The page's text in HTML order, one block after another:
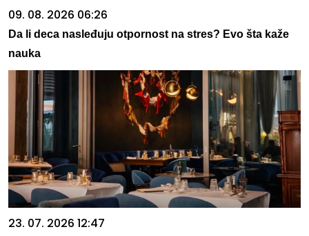
09. 08. 2026 06:26
Da li deca nasleđuju otpornost na stres? Evo šta kaže
nauka
23. 07. 2026 12:47